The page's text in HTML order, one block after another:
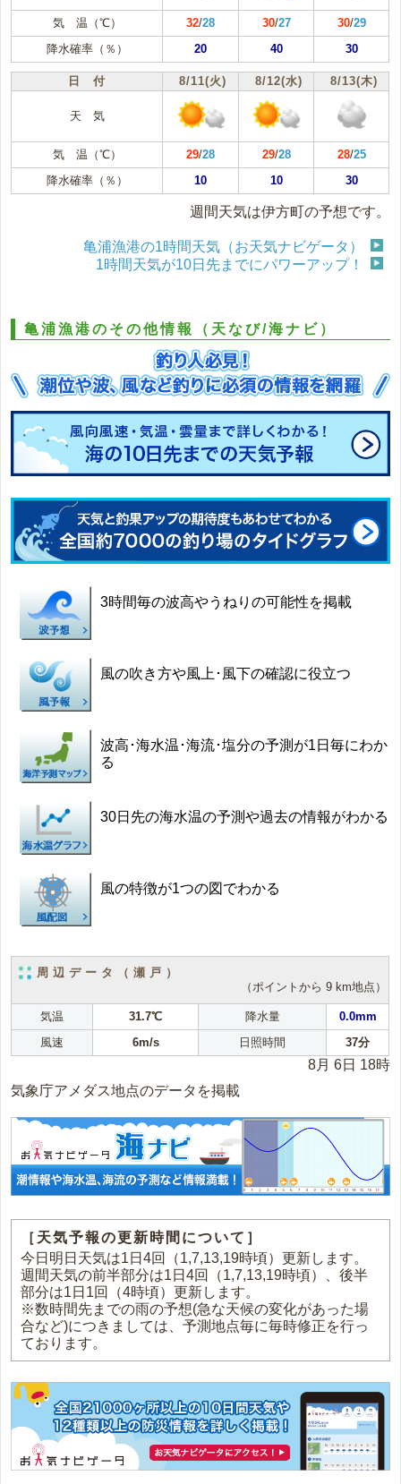
気 温（℃） 32/28 30/27 30/29
降水確率（％）
20 40 30
日 付 8/11(火) 8/12(水) 8/13(木)
天 気
気 温（℃） 29/28 29/28 28/25
降水確率（％）
10 10 30
週間天気は伊方町の予想です。
亀浦漁港の1時間天気（お天気ナビゲータ）
1時間天気が10日先までにパワーアップ！
亀浦漁港のその他情報（天なび/海ナビ）
3時間毎の波高やうねりの可能性を掲載
風の吹き方や風上･風下の確認に役立つ
波高･海水温･海流･塩分の予測が1日毎にわか
る
30日先の海水温の予測や過去の情報がわかる
風の特徴が1つの図でわかる
周辺データ（瀬戸）
（ポイントから 9 km地点）
気温 31.7℃ 降水量
0.0mm
風速
6m/s 日照時間 37分
8月 6日 18時
気象庁アメダス地点のデータを掲載
［天気予報の更新時間について］
今日明日天気は1日4回（1,7,13,19時頃）更新します。
週間天気の前半部分は1日4回（1,7,13,19時頃）、後半
部分は1日1回（4時頃）更新します。
※数時間先までの雨の予想(急な天候の変化があった場
合など)につきましては、予測地点毎に毎時修正を行っ
ております。